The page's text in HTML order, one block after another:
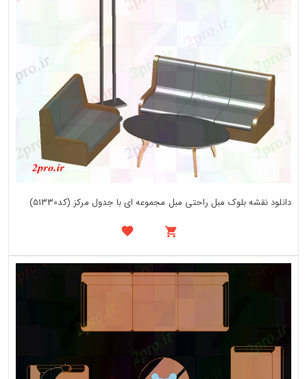
دانلود نقشه بلوک مبل راحتی مبل مجموعه ای با جدول مرکز (کد51330)